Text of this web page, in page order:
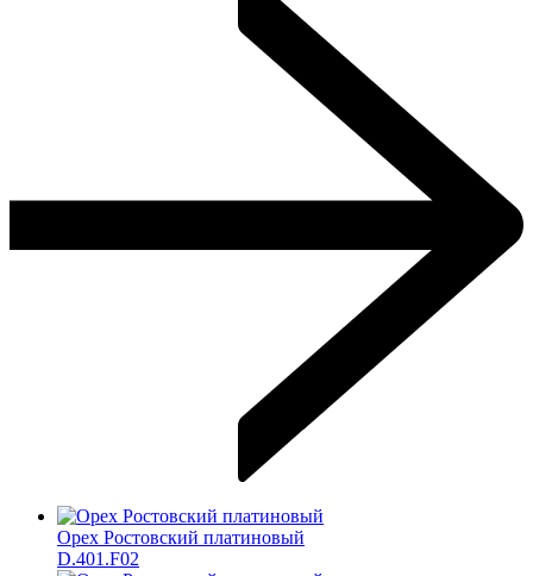
Орех Ростовский платиновый
D.401.F02